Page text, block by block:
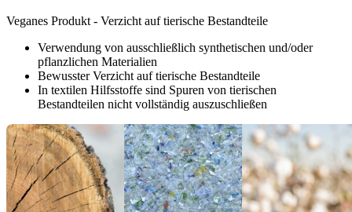
Veganes Produkt - Verzicht auf tierische Bestandteile
Verwendung von ausschließlich synthetischen und/oder
pflanzlichen Materialien
Bewusster Verzicht auf tierische Bestandteile
In textilen Hilfsstoffe sind Spuren von tierischen
Bestandteilen nicht vollständig auszuschließen